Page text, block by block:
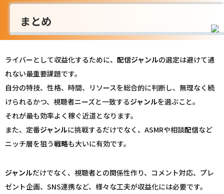
まとめ
ライバーとして収益化するために、 配信ジャンルの選定は避けて通
れない最重要課題です。
自分の特技、性格、時間、リソースを総合的に判断し、無理なく続
けられるかつ、視聴者ニーズと一致するジャンルを選ぶこと。
それが最も効率よく稼ぐ近道となります。
また、定番ジャンルに挑戦するだけでなく、ASMRや相談配信など
ニッチ層を狙う戦略も大いに有効です。
ジャンルだけでなく、視聴者との関係性作り、コメント対応、プレ
ゼント企画、SNS連携など、様々な工夫が収益化には必要です。